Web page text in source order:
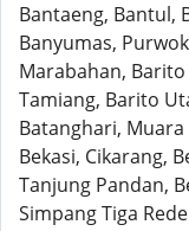
Bantaeng, Bantul,
Banyumas,
Marabahan,
Tamiang, Barito
Batanghari,
Bekasi, Cikarang,
Tanjung Pandan,
Simpang Tiga